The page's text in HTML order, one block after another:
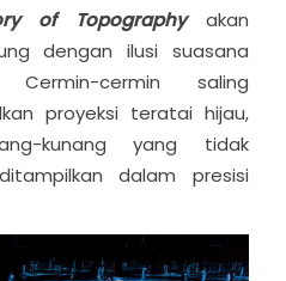
of Topography akan
dengan ilusi suasana
cermin saling
proyeksi teratai hijau,
kunang yang tidak
dalam presisi